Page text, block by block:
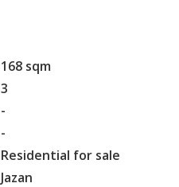
168 sqm
3
-
-
Residential for sale
Jazan